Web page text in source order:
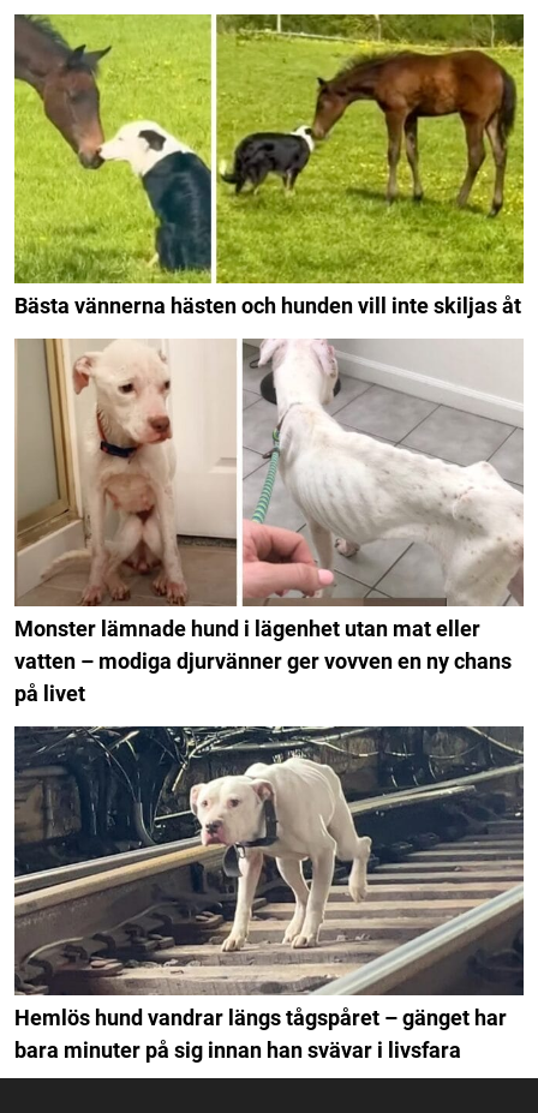
Bästa vännerna hästen och hunden vill inte skiljas åt
Monster lämnade hund i lägenhet utan mat eller
vatten – modiga djurvänner ger vovven en ny chans
på livet
Hemlös hund vandrar längs tågspåret – gänget har
bara minuter på sig innan han svävar i livsfara